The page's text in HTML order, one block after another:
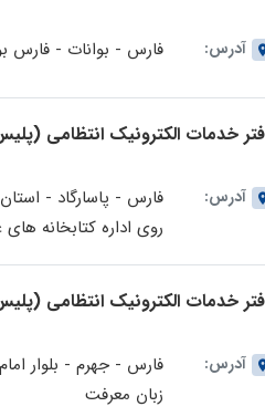
آدرس: فارس - بوانات -
خدمات الکترونیک انتظامی (پلیس+10) شماره
آدرس:
فارس - پاسارگاد -
روی اداره کتابخانه
خدمات الکترونیک انتظامی (پلیس+10) شماره
آدرس:
فارس - جهرم - بلوار
زبان معرفت